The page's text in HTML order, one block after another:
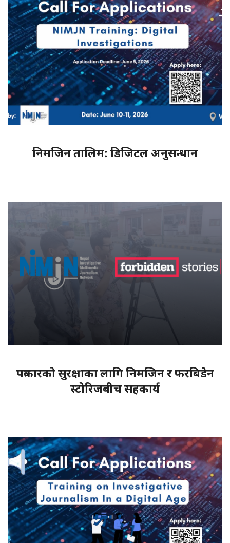
निमजिन तालिम: डिजिटल अनुसन्धान
पत्रकारको सुरक्षाका लागि निमजिन र फरबिडेन
स्टोरिजबीच सहकार्य